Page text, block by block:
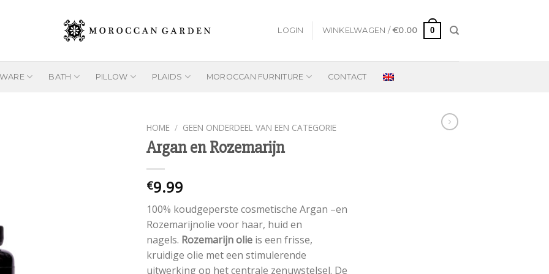
LOGIN WINKELWAGEN /€0.00 0
BATH PILLOW PLAIDS MOROCCAN FURNITURE CONTACT
HOME / GEEN ONDERDEEL VAN EEN CATEGORIE
Argan en Rozemarijn
€9.99
100% koudgeperste cosmetische Argan –en
Rozemarijnolie voor haar, huid en
nagels. Rozemarijn olie is een frisse,
kruidige olie met een stimulerende
uitwerking op het centrale zenuwstelsel. De